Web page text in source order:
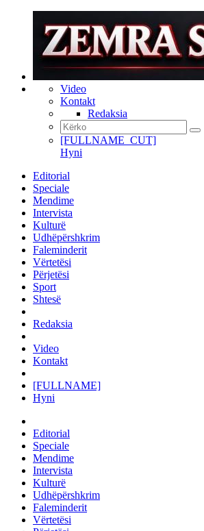
Video
Kontakt
Redaksia
[FULLNAME_CUT]
Hyni
Editorial
Speciale
Mendime
Intervista
Kulturë
Udhëpërshkrim
Faleminderit
Vërtetësi
Përjetësi
Sport
Shtesë
Redaksia
Video
Kontakt
[FULLNAME]
Hyni
Editorial
Speciale
Mendime
Intervista
Kulturë
Udhëpërshkrim
Faleminderit
Vërtetësi